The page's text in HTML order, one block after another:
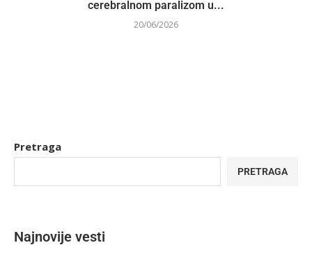
cerebralnom paralizom u...
20/06/2026
Pretraga
PRETRAGA
Najnovije vesti